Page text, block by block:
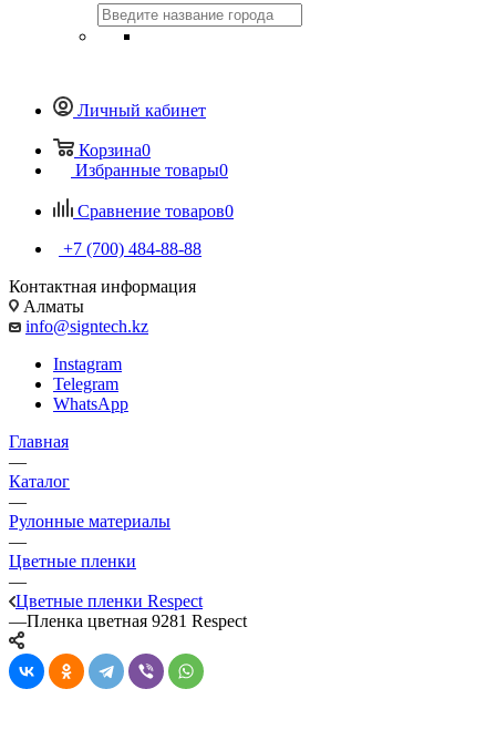
Личный кабинет
Корзина0
Избранные товары0
Сравнение товаров0
+7 (700) 484-88-88
Контактная информация
Алматы
info@signtech.kz
Instagram
Telegram
WhatsApp
Главная
—
Каталог
—
Рулонные материалы
—
Цветные пленки
—
Цветные пленки Respect
—Пленка цветная 9281 Respect